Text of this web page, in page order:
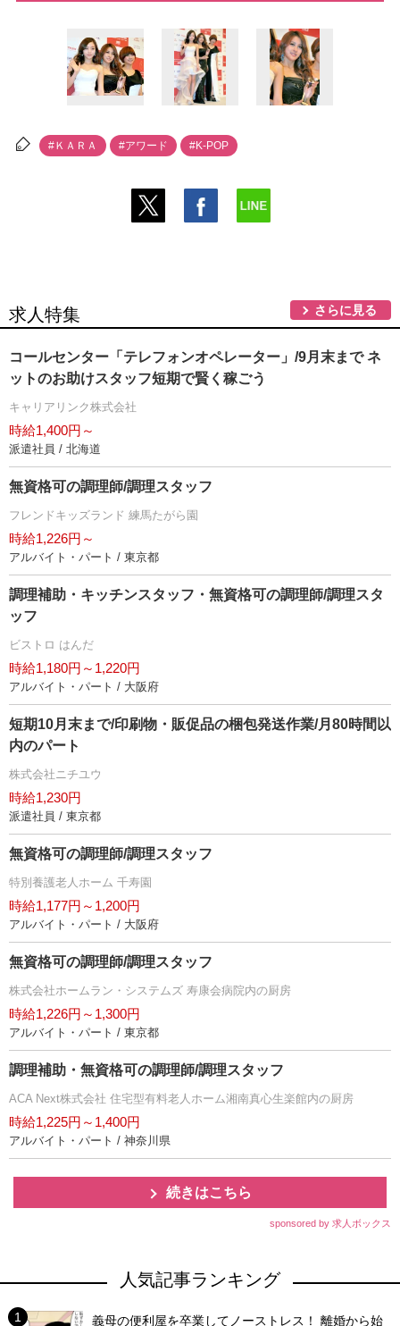
#ＫＡＲＡ #アワード #K-POP
求人特集 さらに見る
コールセンター「テレフォンオペレーター」/9月末まで ネ
ットのお助けスタッフ短期で賢く稼ごう
キャリアリンク株式会社
時給1,400円～
派遣社員 / 北海道
無資格可の調理師/調理スタッフ
フレンドキッズランド 練馬たがら園
時給1,226円～
アルバイト・パート / 東京都
調理補助・キッチンスタッフ・無資格可の調理師/調理スタ
ッフ
ビストロ はんだ
時給1,180円～1,220円
アルバイト・パート / 大阪府
短期10月末まで/印刷物・販促品の梱包発送作業/月80時間以
内のパート
株式会社ニチユウ
時給1,230円
派遣社員 / 東京都
無資格可の調理師/調理スタッフ
特別養護老人ホーム 千寿園
時給1,177円～1,200円
アルバイト・パート / 大阪府
無資格可の調理師/調理スタッフ
株式会社ホームラン・システムズ 寿康会病院内の厨房
時給1,226円～1,300円
アルバイト・パート / 東京都
調理補助・無資格可の調理師/調理スタッフ
ACA Next株式会社 住宅型有料老人ホーム湘南真心生楽館内の厨房
時給1,225円～1,400円
アルバイト・パート / 神奈川県
続きはこちら
sponsored by 求人ボックス
人気記事ランキング
義母の便利屋を卒業してノーストレス！ 離婚から始